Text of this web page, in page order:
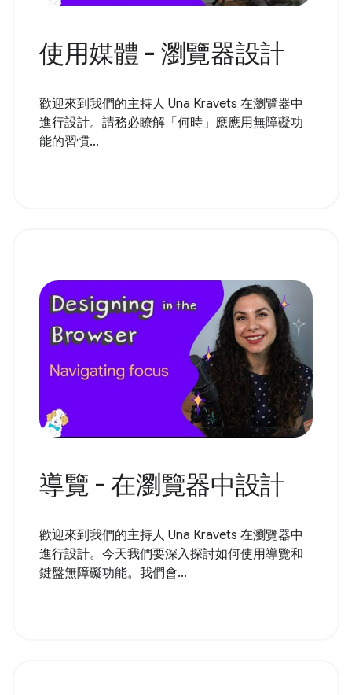
使用媒體 - 瀏覽器設計
歡迎來到我們的主持人 Una Kravets 在瀏覽器中
進行設計。請務必瞭解「何時」應應用無障礙功
能的習慣...
導覽 - 在瀏覽器中設計
歡迎來到我們的主持人 Una Kravets 在瀏覽器中
進行設計。今天我們要深入探討如何使用導覽和
鍵盤無障礙功能。我們會...